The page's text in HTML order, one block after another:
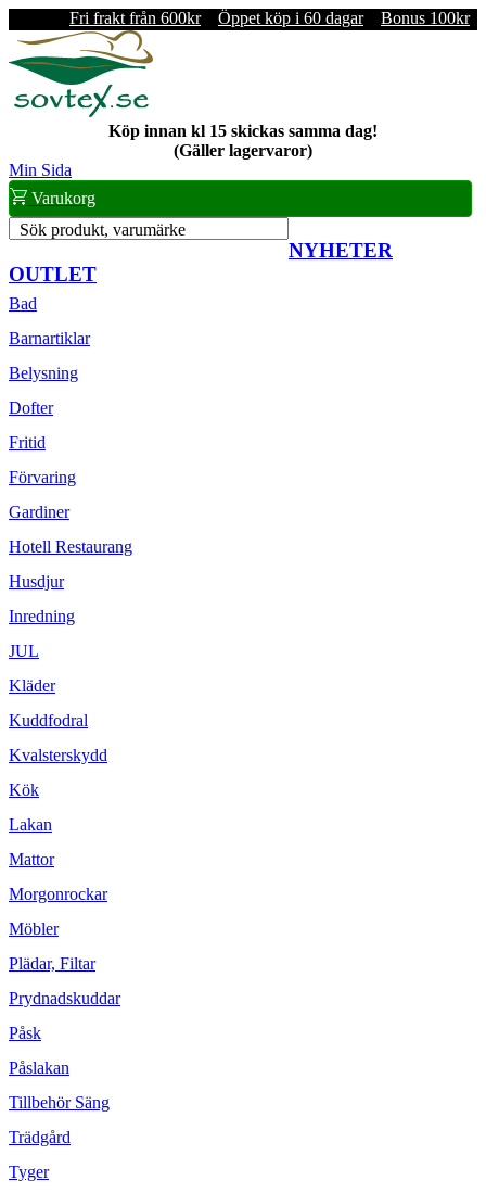
Fri frakt från 600kr Öppet köp i 60 dagar Bonus 100kr
Köp innan kl 15 skickas samma dag!
(Gäller lagervaror)
Min Sida
Varukorg
Sök produkt, varumärke
NYHETER
OUTLET
Bad
Barnartiklar
Belysning
Dofter
Fritid
Förvaring
Gardiner
Hotell Restaurang
Husdjur
Inredning
JUL
Kläder
Kuddfodral
Kvalsterskydd
Kök
Lakan
Mattor
Morgonrockar
Möbler
Plädar, Filtar
Prydnadskuddar
Påsk
Påslakan
Tillbehör Säng
Trädgård
Tyger